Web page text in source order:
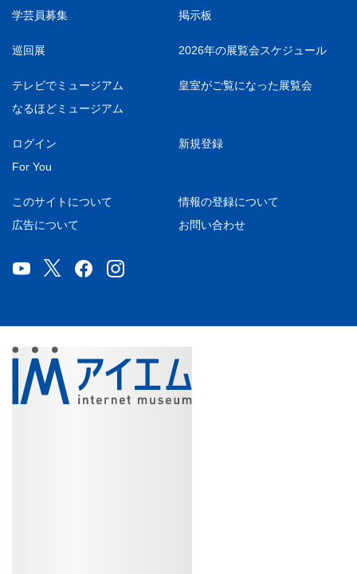
学芸員募集
掲示板
巡回展 2026年の展覧会スケジュール
テレビでミュージアム
皇室がご覧になった展覧会
なるほどミュージアム
ログイン
新規登録
For You
このサイトについて
情報の登録について
広告について
お問い合わせ